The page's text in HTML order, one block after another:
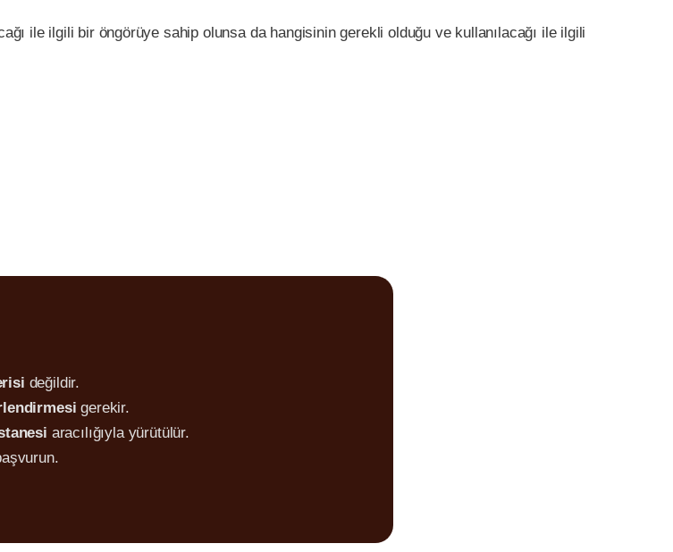
ile ilgili bir öngörüye sahip olunsa da hangisinin gerekli olduğu ve kullanılacağı ile ilgili
değildir.
gerekir.
aracılığıyla yürütülür.